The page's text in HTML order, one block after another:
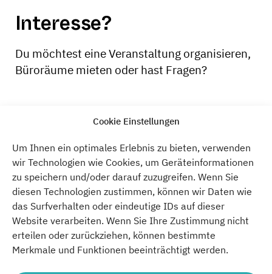
Cookie Einstellungen
Um Ihnen ein optimales Erlebnis zu bieten, verwenden
wir Technologien wie Cookies, um Geräteinformationen
zu speichern und/oder darauf zuzugreifen. Wenn Sie
diesen Technologien zustimmen, können wir Daten wie
das Surfverhalten oder eindeutige IDs auf dieser
Website verarbeiten. Wenn Sie Ihre Zustimmung nicht
erteilen oder zurückziehen, können bestimmte
Merkmale und Funktionen beeinträchtigt werden.
Interesse?
Du möchtest eine Veranstaltung organisieren,
Büroräume mieten oder hast Fragen?
KONTAKTIERE UNS
Atelier Gardens
Oberlandstraße 26-35
12099 Berlin Berlin
Deutschland
+49 (0)30 75 782 902